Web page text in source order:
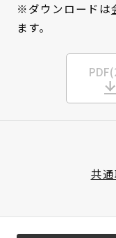
※ダウンロードは
ます。
共